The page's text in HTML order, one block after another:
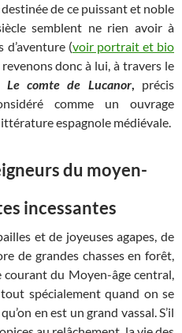
de ce puissant et noble
semblent ne rien avoir à
d’aventure (voir portrait et bio
donc à lui, à travers le
Le comte de Lucanor, précis
comme un ouvrage
espagnole médiévale.
du moyen-
incessantes
et de joyeuses agapes, de
de grandes chasses en forêt,
courant du Moyen-âge central,
spécialement quand on se
en est un grand vassal. S’il